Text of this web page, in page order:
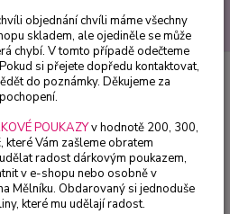
Hledat
Velvet Red, vzpřímený - cena
Velvet
- cena za kus v 3-
objednání chvíli máme všechny
skladem, ale ojediněle se může
chybí. V tomto případě odečteme
si přejete dopředu kontaktovat,
do poznámky. Děkujeme za
pochopení.
POUKAZYv hodnotě 200, 300,
které Vám zašleme obratem
radost dárkovým poukazem,
v e-shopu nebo osobně v
Mělníku. Obdarovaný si jednoduše
které mu udělají radost.